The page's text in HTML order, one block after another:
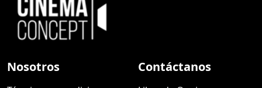
Nosotros Contáctanos